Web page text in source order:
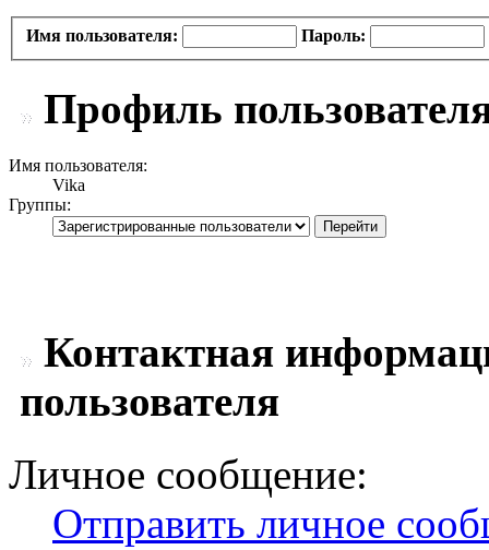
Имя пользователя: Пароль:
Профиль
Имя пользователя:
Vika
Группы:
Контактная
пользователя
Личное сообщение:
Отправить личное